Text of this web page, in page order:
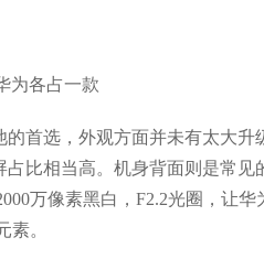
首选，外观方面并未有太大
占比相当高。机身背面则是常
万像素黑白，F2.2光圈，让
。